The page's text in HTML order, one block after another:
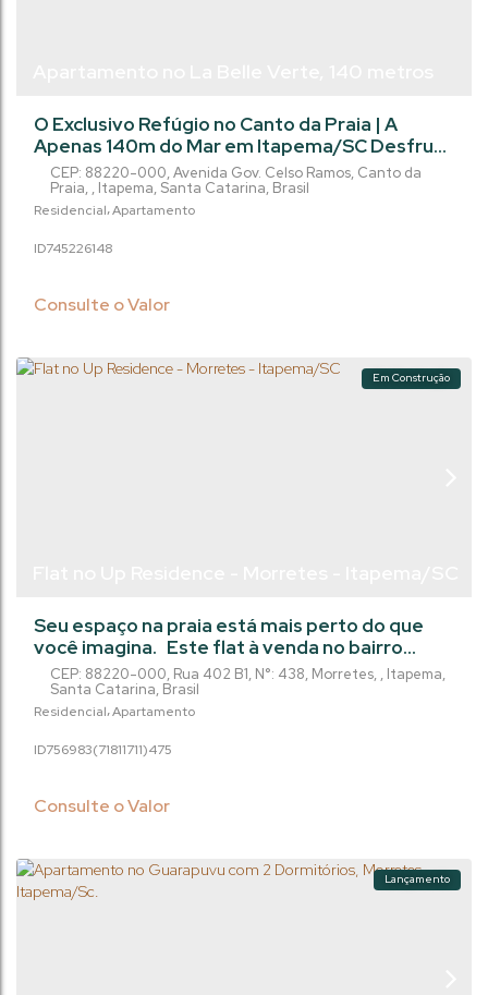
Itapema/SC
Residencial Apartamento
Consulte o Valor
148
745226
CEP: 88220-000,Avenida Gov. Celso Ramos, Canto da
Praia , Itapema, Santa Catarina, Brasil
O Exclusivo Refúgio no Canto da Praia | A
Apenas 140m do Mar em Itapema/SC Desfrute
do equilíbrio perfeito entre a tranquilidade do
Canto da Praia e o requinte de um
empreendimento de alto padrão. Uma
um excelente investimento. O Apartamento: 3
conforto e privacidade 3 Vagas de garagem
Em Construção
Residencial Apartamento
Consulte o Valor
475
(71811711)
756983
CEP: 88220-000, Rua 402 B1, N°: 438, Morretes , Itapema,
Santa Catarina, Brasil
Seu espaço na praia está mais perto do que
você imagina. Este flat à venda no bairro
Morretes, em Itapema, é a oportunidade
perfeita para quem deseja conquistar um
imóvel no litoral, seja para morar, investir ou
bem distribuídos e 1 vaga de garagem, o
localização estratégica, próxima aos...
Lançamento